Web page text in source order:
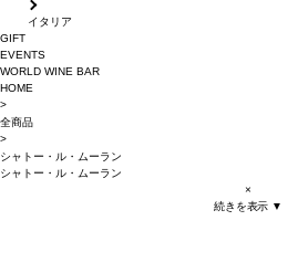
イタリア
GIFT
EVENTS
WORLD WINE BAR
HOME
>
全商品
>
シャトー・ル・ムーラン
シャトー・ル・ムーラン
×
続きを表示 ▼